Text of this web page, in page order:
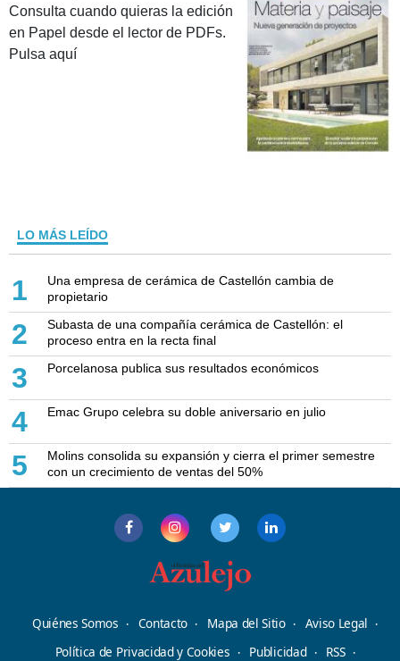
Consulta cuando quieras la edición
en Papel desde el lector de PDFs.
Pulsa aquí
LO MÁS LEÍDO
1
Una empresa de cerámica de Castellón cambia de
propietario
2
Subasta de una compañía cerámica de Castellón: el
proceso entra en la recta final
3 Porcelanosa publica sus resultados económicos
4 Emac Grupo celebra su doble aniversario en julio
5
Molins consolida su expansión y cierra el primer semestre
con un crecimiento de ventas del 50%
Quiénes Somos Contacto Mapa del Sitio
Aviso Legal
Política de Privacidad y Cookies
Publicidad
RSS